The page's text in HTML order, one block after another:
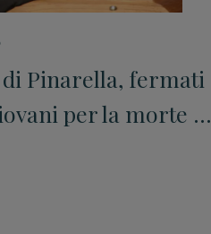
Pinarella, fermati
per la morte di